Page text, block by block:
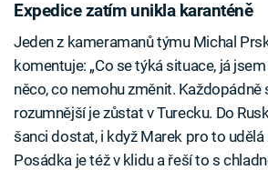
Expedice zatím unikla karanténě
Jeden z kameramanů týmu Michal
komentuje: „Co se týká situace, já
něco, co nemohu změnit. Každopádně
rozumnější je zůstat v Turecku. Do
šanci dostat, i když Marek pro to
Posádka je též v klidu a řeší to s